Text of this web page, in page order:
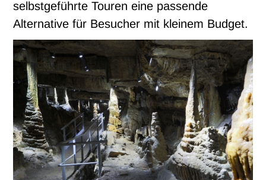
selbstgeführte Touren eine passende
Alternative für Besucher mit kleinem Budget.